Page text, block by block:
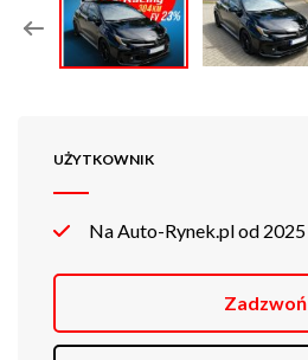
UŻYTKOWNIK
Na Auto-Rynek.pl od 2025
Zadzwoń